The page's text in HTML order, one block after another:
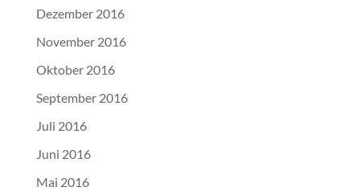
Dezember 2016
November 2016
Oktober 2016
September 2016
Juli 2016
Juni 2016
Mai 2016